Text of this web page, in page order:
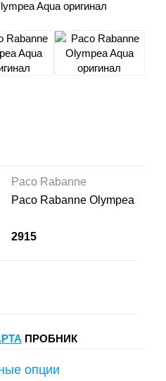
Paco Rabanne
Paco Rabanne Olympea
2915
ПРОБНИК
опции